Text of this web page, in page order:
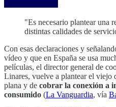
"Es necesario plantear una
distintas calidades de
Con esas declaraciones y
vídeo y que en España se usa
películas, el director general de
Linares, vuelve a plantear el viejo
plana y de cobrar la conexión a
consumido (La Vanguardia, vía